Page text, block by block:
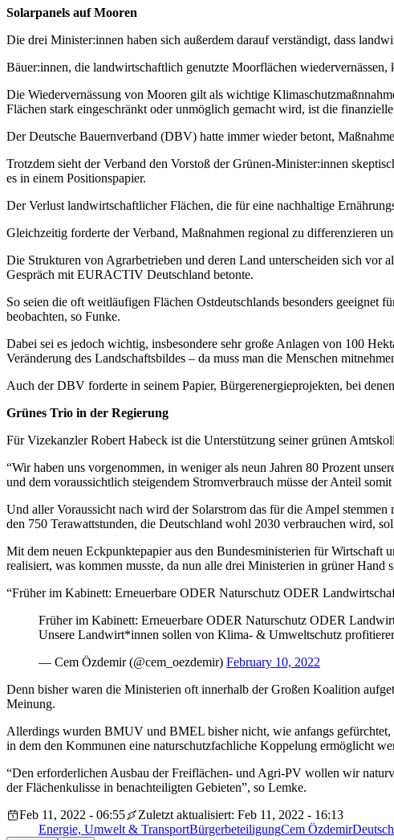
Solarpanels auf Mooren
Die drei Minister:innen haben sich außerdem darauf verständigt, dass
Bäuer:innen, die landwirtschaftlich genutzte Moorflächen
Die Wiedervernässung von Mooren gilt als wichtige
Flächen stark eingeschränkt oder unmöglich gemacht wird, ist die
Der Deutsche Bauernverband (DBV) hatte immer wieder betont,
Trotzdem sieht der Verband den Vorstoß der Grünen-Minister:innen
es in einem Positionspapier.
Der Verlust landwirtschaftlicher Flächen, die für eine nachhaltige
Gleichzeitig forderte der Verband, Maßnahmen regional zu differenzieren
Die Strukturen von Agrarbetrieben und deren Land unterscheiden sich vor
Gespräch mit EURACTIV Deutschland betonte.
So seien die oft weitläufigen Flächen Ostdeutschlands besonders
beobachten, so Funke.
Dabei sei es jedoch wichtig, insbesondere sehr große Anlagen von 100
Veränderung des Landschaftsbildes – da muss man die Menschen
Auch der DBV forderte in seinem Papier, Bürgerenergieprojekten, bei
Grünes Trio in der Regierung
Für Vizekanzler Robert Habeck ist die Unterstützung seiner grünen
“Wir haben uns vorgenom­men, in weniger als neun Jahren 80 Prozent
und dem voraussichtlich steigendem Stromverbrauch müsse der Anteil
Und aller Voraussicht nach wird der Solarstrom das für die Ampel
den 750 Terawattstunden, die Deutschland wohl 2030 verbrauchen wird,
Mit dem neuen Eckpunktepapier aus den Bundesministerien für
realisiert, was kommen musste, da nun alle drei Ministerien in grüner Hand
“Früher im Kabinett: Erneuerbare ODER Naturschutz ODER
Früher im Kabinett: Erneuerbare ODER Naturschutz ODER
Unsere Landwirt*innen sollen von Klima- & Umweltschutz
— Cem Özdemir (@cem_oezdemir) February 10, 2022
Denn bisher waren die Ministerien oft innerhalb der Großen Koalition
Meinung.
Allerdings wurden BMUV und BMEL bisher nicht, wie anfangs gefürchtet,
in dem den Kommunen eine naturschutzfachliche Koppelung ermöglicht
“Den erforder­lichen Ausbau der Freiflächen- und Agri-PV wollen wir
der Flächenkulisse in benachteiligten Gebieten”, so Lemke.
Feb 11, 2022 - 06:55
Zuletzt aktualisiert: Feb 11, 2022 - 16:13
Energie, Umwelt & TransportBürgerbeteiligungCem Özdemir